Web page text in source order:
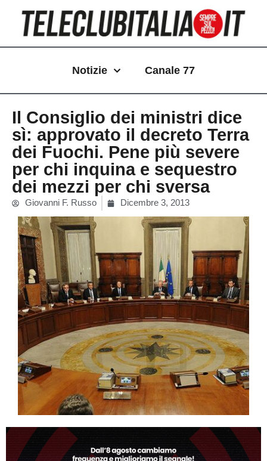
contenuto
Notizie Canale 77
Il Consiglio dei ministri dice
sì: approvato il decreto Terra
dei Fuochi. Pene più severe
per chi inquina e sequestro
dei mezzi per chi sversa
Giovanni F. Russo Dicembre 3, 2013